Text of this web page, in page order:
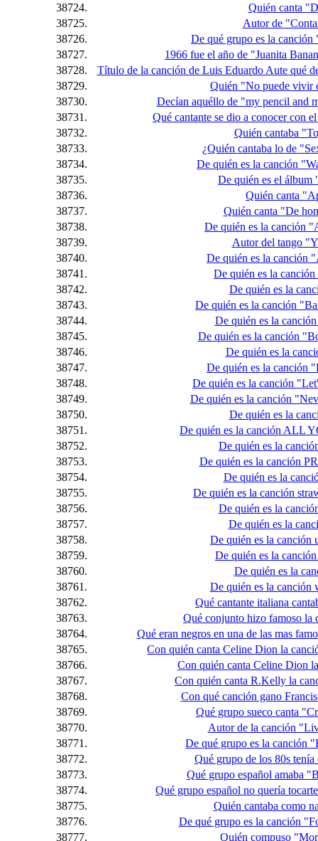
38724.
Quién canta
38725.
Autor de
38726.
De qué grupo es la
38727.
1966 fue el año de "Juanita
38728.
Título de la canción de Luis Eduardo Aute qué
38729.
Quién "No puede vivir
38730.
Decían aquéllo de "my pencil and
38731.
Qué cantante se dio a conocer con
38732.
Quién cantaba
38733.
¿Quién cantaba lo de
38734.
De quién es la canción
38735.
De quién es el álbum
38736.
Quién canta
38737.
Quién canta "De
38738.
De quién es la canción
38739.
Autor del tango
38740.
De quién es la canción
38741.
De quién es la
38742.
De quién es la
38743.
De quién es la canción
38744.
De quién es la
38745.
De quién es la canción
38746.
De quién es la
38747.
De quién es la canción
38748.
De quién es la canción
38749.
De quién es la canción
38750.
De quién es la
38751.
De quién es la canción ALL
38752.
De quién es la
38753.
De quién es la canción
38754.
De quién es la
38755.
De quién es la canción
38756.
De quién es la
38757.
De quién es la
38758.
De quién es la canción
38759.
De quién es la
38760.
De quién es la
38761.
De quién es la
38762.
Qué cantante italiana
38763.
Qué conjunto hizo famoso la
38764.
Qué eran negros en una de las mas
38765.
Con quién canta Celine Dion la
38766.
Con quién canta Celine Dion
38767.
Con quién canta R.Kelly la
38768.
Con qué canción gano
38769.
Qué grupo sueco canta
38770.
Autor de la canción
38771.
De qué grupo es la canción
38772.
Qué grupo de los 80s
38773.
Qué grupo español amaba
38774.
Qué grupo español no quería
38775.
Quién cantaba como
38776.
De qué grupo es la canción
38777.
Quién compuso